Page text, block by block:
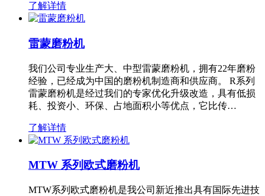
了解详情
雷蒙磨粉机
我们公司专业生产大、中型雷蒙磨粉机，拥有22年磨粉
经验，已经成为中国的磨粉机制造商和供应商。 R系列
雷蒙磨粉机是经过我们的专家优化升级改造，具有低损
耗、投资小、环保、占地面积小等优点，它比传…
了解详情
MTW 系列欧式磨粉机
MTW系列欧式磨粉机是我公司新近推出具有国际先进技